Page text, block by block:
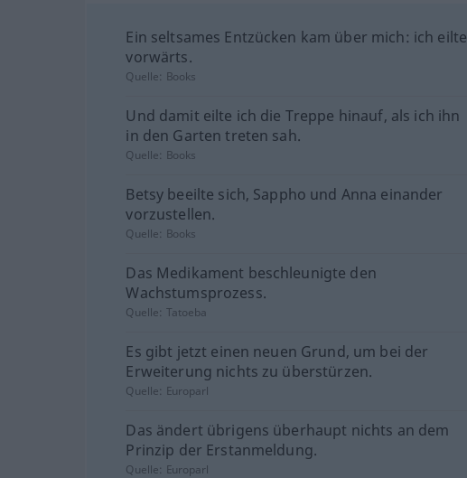
Ein seltsames Entzücken kam über mich: ich eilte
vorwärts.
Quelle: Books
Und damit eilte ich die Treppe hinauf, als ich ihn
in den Garten treten sah.
Quelle: Books
Betsy beeilte sich, Sappho und Anna einander
vorzustellen.
Quelle: Books
Das Medikament beschleunigte den
Wachstumsprozess.
Quelle: Tatoeba
Es gibt jetzt einen neuen Grund, um bei der
Erweiterung nichts zu überstürzen.
Quelle: Europarl
Das ändert übrigens überhaupt nichts an dem
Prinzip der Erstanmeldung.
Quelle: Europarl